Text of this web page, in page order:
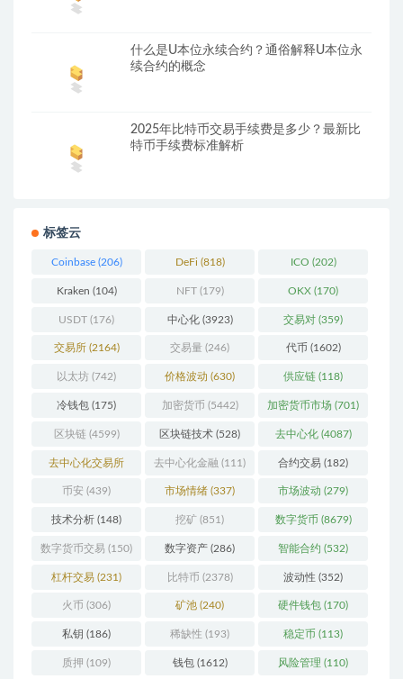
什么是U本位永续合约？通俗解释U本位永
续合约的概念
2025年比特币交易手续费是多少？最新比
特币手续费标准解析
标签云
Coinbase(206) DeFi (818) ICO (202)
Kraken (104) NFT(179) OKX (170)
USDT (176) 中心化(3923) 交易对 (359)
交易所(2164) 交易量 (246) 代币 (1602)
以太坊 (742) 价格波动 (630) 供应链 (118)
冷钱包 (175) 加密货币 (5442) 加密货币市场 (701)
区块链(4599) 区块链技术 (528) 去中心化(4087)
去中心化交易所
(196)
去中心化金融 (111) 合约交易 (182)
币安 (439) 市场情绪 (337) 市场波动 (279)
技术分析 (148) 挖矿 (851) 数字货币 (8679)
数字货币交易 (150) 数字资产 (286) 智能合约 (532)
杠杆交易 (231) 比特币 (2378) 波动性 (352)
火币 (306) 矿池 (240) 硬件钱包 (170)
私钥 (186) 稀缺性 (193) 稳定币 (113)
质押 (109) 钱包(1612) 风险管理 (110)